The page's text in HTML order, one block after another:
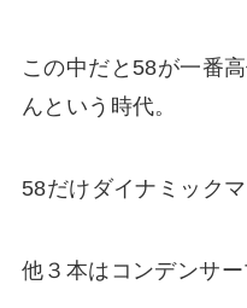
この中だと58が一番
んという時代。
58だけダイナミックマ
他３本はコンデンサー